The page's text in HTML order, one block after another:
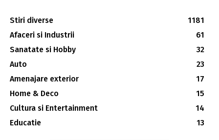
Stiri diverse
1181
Afaceri si Industrii
61
Sanatate si Hobby
32
Auto
23
Amenajare exterior
17
Home & Deco
15
Cultura si Entertainment
14
Educatie
13